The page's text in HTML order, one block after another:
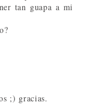
tan guapa a mi
;) gracias.